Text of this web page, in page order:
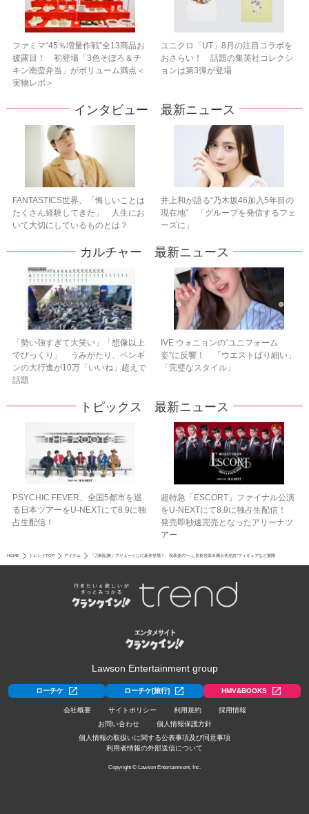
ファミマ“45％増量作戦”全13商品お
披露目！ 初登場「3色そぼろ＆チ
キン南蛮弁当」がボリューム満点＜
実物レポ＞
ユニクロ「UT」8月の注目コラボを
おさらい！ 話題の集英社コレクシ
ョンは第3弾が登場
インタビュー 最新ニュース
FANTASTICS世界、「悔しいことは
たくさん経験してきた」 人生にお
いて大切にしているものとは？
井上和が語る“乃木坂46加入5年目の
現在地” 「グループを発信するフェ
ーズに」
カルチャー 最新ニュース
「勢い強すぎて大笑い」「想像以上
でびっくり」 うみがたり、ペンギ
ンの大行進が10万「いいね」超えで
話題
IVE ウォニョンの“ユニフォーム
姿”に反響！ 「ウエストばり細い」
「完璧なスタイル」
トピックス 最新ニュース
PSYCHIC FEVER、全国5都市を巡
る日本ツアーをU‐NEXTにて8.9に独
占生配信！
超特急「ESCORT」ファイナル公演
をU-NEXTにて8.9に独占生配信！
発売即秒速完売となったアリーナツ
アー
HOME トレンドTOP アイテム 『刀剣乱舞』フリューくじに新作登場！ 祝装姿の“へし切長谷部＆燭台切光忠”フィギュアなど展開
Lawson Entertainment group
ローチケ ローチケ[旅行] HMV&BOOKS
会社概要 サイトポリシー 利用規約
採用情報
お問い合わせ
個人情報保護方針
個人情報の取扱いに関する公表事項及び同意事項
利用者情報の外部送信について
Copyright © Lawson Entertainment, Inc.